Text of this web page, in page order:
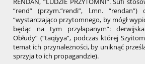
“rend” (przym.”rendi”, l.mn.
“wystarczająco przytomnego, by mógł
będąc na tym przyłapanym”:
Obłudy” (“taqiyya”, podczas której
temat ich przynależności, by uniknąć
sprzyja to ich propagandzie).